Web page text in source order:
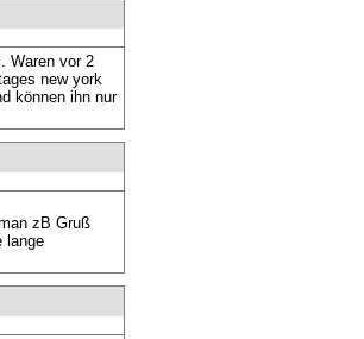
Waren vor 2
new york
können ihn nur
zB Gruß
lange